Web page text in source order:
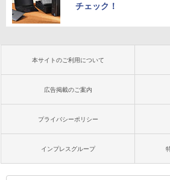
チェック！
本サイトのご利用について
広告掲載のご案内
プライバシーポリシー
インプレスグループ